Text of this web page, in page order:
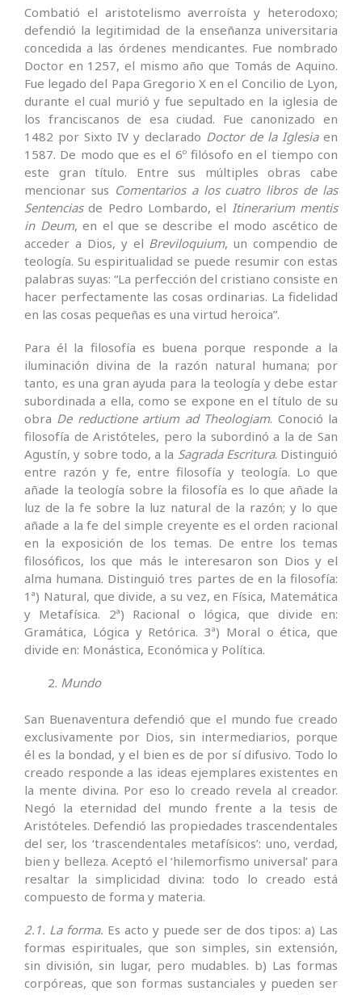
Combatió el aristotelismo averroísta y heterodoxo;
defendió la legitimidad de la enseñanza universitaria
concedida a las órdenes mendicantes. Fue nombrado
Doctor en 1257, el mismo año que Tomás de Aquino.
Fue legado del Papa Gregorio X en el Concilio de Lyon,
durante el cual murió y fue sepultado en la iglesia de
los franciscanos de esa ciudad. Fue canonizado en
1482 por Sixto IV y declarado Doctor de la Iglesiaen
1587. De modo que es el 6º filósofo en el tiempo con
este gran título. Entre sus múltiples obras cabe
mencionar sus Comentarios a los cuatro libros de las
Sentenciasde Pedro Lombardo, el Itinerarium mentis
in Deum, en el que se describe el modo ascético de
acceder a Dios, y el Breviloquium, un compendio de
teología. Su espiritualidad se puede resumir con estas
palabras suyas: “La perfección del cristiano consiste en
hacer perfectamente las cosas ordinarias. La fidelidad
en las cosas pequeñas es una virtud heroica”.
Para él la filosofía es buena porque responde a la
iluminación divina de la razón natural humana; por
tanto, es una gran ayuda para la teología y debe estar
subordinada a ella, como se expone en el título de su
obra De reductione artium ad Theologiam. Conoció la
filosofía de Aristóteles, pero la subordinó a la de San
Agustín, y sobre todo, a la Sagrada Escritura. Distinguió
entre razón y fe, entre filosofía y teología. Lo que
añade la teología sobre la filosofía es lo que añade la
luz de la fe sobre la luz natural de la razón; y lo que
añade a la fe del simple creyente es el orden racional
en la exposición de los temas. De entre los temas
filosóficos, los que más le interesaron son Dios y el
alma humana. Distinguió tres partes de en la filosofía:
1ª) Natural, que divide, a su vez, en Física, Matemática
y Metafísica. 2ª) Racional o lógica, que divide en:
Gramática, Lógica y Retórica. 3ª) Moral o ética, que
divide en: Monástica, Económica y Política.
Mundo
San Buenaventura defendió que el mundo fue creado
exclusivamente por Dios, sin intermediarios, porque
él es la bondad, y el bien es de por sí difusivo. Todo lo
creado responde a las ideas ejemplares existentes en
la mente divina. Por eso lo creado revela al creador.
Negó la eternidad del mundo frente a la tesis de
Aristóteles. Defendió las propiedades trascendentales
del ser, los ‘trascendentales metafísicos’: uno, verdad,
bien y belleza. Aceptó el ‘hilemorfismo universal’ para
resaltar la simplicidad divina: todo lo creado está
compuesto de forma y materia.
2.1. La forma. Es acto y puede ser de dos tipos: a) Las
formas espirituales, que son simples, sin extensión,
sin división, sin lugar, pero mudables. b) Las formas
corpóreas, que son formas sustanciales y pueden ser